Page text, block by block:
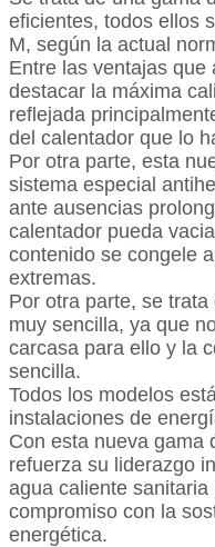
eficientes, todos ellos
M, según la actual
Entre las ventajas que
destacar la máxima
reflejada
del calentador que lo
Por otra parte, esta
sistema especial
ante ausencias
calentador pueda
contenido se congele
extremas.
Por otra parte, se
muy sencilla, ya que
carcasa para ello y la
sencilla.
Todos los modelos
instalaciones de
Con esta nueva gama
refuerza su liderazgo
agua caliente
compromiso con la
energética.